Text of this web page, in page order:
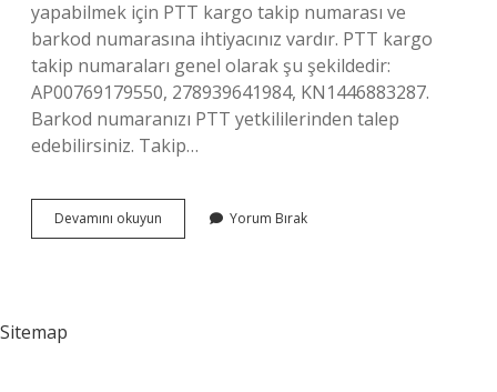
yapabilmek için PTT kargo takip numarası ve
barkod numarasına ihtiyacınız vardır. PTT kargo
takip numaraları genel olarak şu şekildedir:
AP00769179550, 278939641984, KN1446883287.
Barkod numaranızı PTT yetkililerinden talep
edebilirsiniz. Takip…
Devamını okuyun
Takip
Yorum Bırak
Sitemap